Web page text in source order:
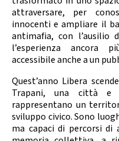
attraversare, per
innocenti e ampliare il
antimafia, con l’ausilio
l’esperienza ancora
accessibile anche a un
Quest’anno Libera
Trapani, una città e
rappresentano un
sviluppo civico. Sono
ma capaci di percorsi